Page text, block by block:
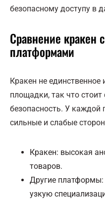
безопасному доступу в
Сравнение кракен
платформами
Кракен не
площадки, так что
безопасность. У каждой
сильные и слабые
Кракен: высокая
товаров.
Другие платформы:
узкую